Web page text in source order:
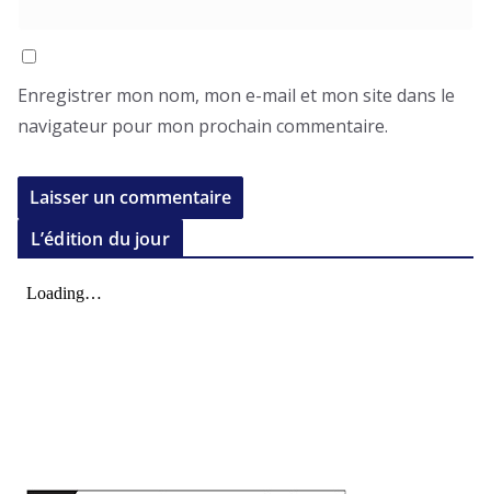
Enregistrer mon nom, mon e-mail et mon site dans le
navigateur pour mon prochain commentaire.
L’édition du jour